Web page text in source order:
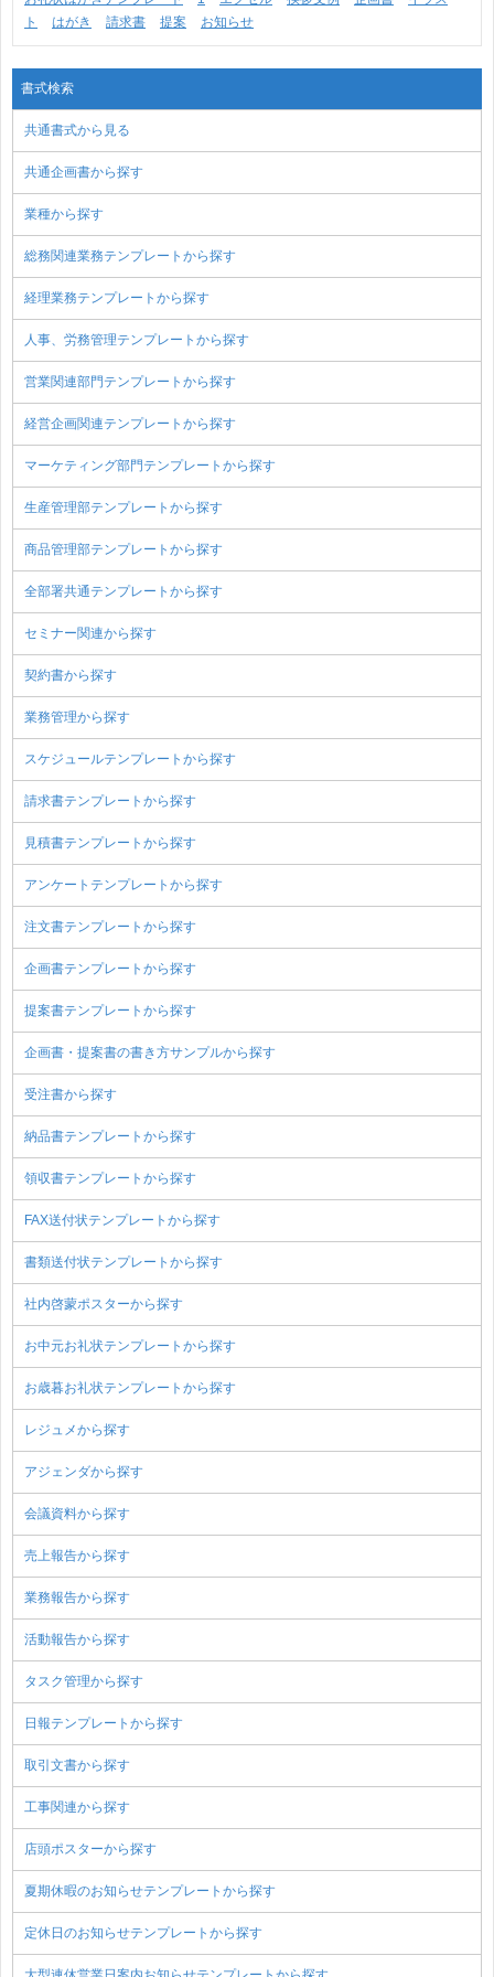
ト
はがき 請求書 提案 お知らせ
書式検索
共通書式から見る
共通企画書から探す
業種から探す
総務関連業務テンプレートから探す
経理業務テンプレートから探す
人事、労務管理テンプレートから探す
営業関連部門テンプレートから探す
経営企画関連テンプレートから探す
マーケティング部門テンプレートから探す
生産管理部テンプレートから探す
商品管理部テンプレートから探す
全部署共通テンプレートから探す
セミナー関連から探す
契約書から探す
業務管理から探す
スケジュールテンプレートから探す
請求書テンプレートから探す
見積書テンプレートから探す
アンケートテンプレートから探す
注文書テンプレートから探す
企画書テンプレートから探す
提案書テンプレートから探す
企画書・提案書の書き方サンプルから探す
受注書から探す
納品書テンプレートから探す
領収書テンプレートから探す
FAX送付状テンプレートから探す
書類送付状テンプレートから探す
社内啓蒙ポスターから探す
お中元お礼状テンプレートから探す
お歳暮お礼状テンプレートから探す
レジュメから探す
アジェンダから探す
会議資料から探す
売上報告から探す
業務報告から探す
活動報告から探す
タスク管理から探す
日報テンプレートから探す
取引文書から探す
工事関連から探す
店頭ポスターから探す
夏期休暇のお知らせテンプレートから探す
定休日のお知らせテンプレートから探す